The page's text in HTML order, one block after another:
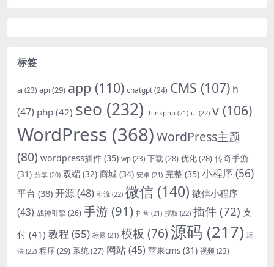
标签
ai (23) api(29) app (110) chatgpt(24) CMS (107) h
(47) php (42) seo (232) thinkphp (21) ui (22) v (106)
WordPress (368)WordPress主题
(80) wordpress插件 (35) wp (23) 下载(28) 优化(28) 传奇手游
(31) 分享 (20) 双端 (32) 商城 (34) 安卓 (21) 完整 (35) 小程序(56)
平台 (38) 开源(48) 引流 (22) 微信 (140) 微信小程序
(43) 战神引擎(26) 手游(91) 抖音 (21) 授权 (22) 插件 (72) 支
付 (41) 教程 (55) 标题 (21) 模板 (76)源码 (217) 玩
法 (22) 程序(29) 系统(27) 网站(45) 苹果cms (31) 视频 (23)